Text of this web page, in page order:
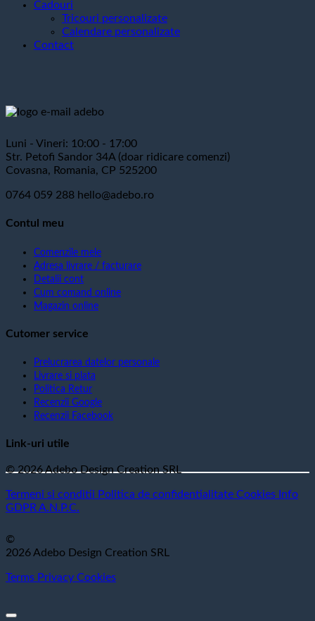
Cadouri
Tricouri personalizate
Calendare personalizate
Contact
Luni - Vineri: 10:00 - 17:00
Str. Petofi Sandor 34A (doar ridicare comenzi)
Covasna, Romania, CP 525200
0764 059 288 hello@adebo.ro
Contul meu
Comenzile mele
Adresa livrare / facturare
Detalii cont
Cum comand online
Magazin online
Cutomer service
Prelucrarea datelor personale
Livrare si plata
Politica Retur
Recenzii Google
Recenzii Facebook
Link-uri utile
© 2026 Adebo Design Creation SRL
Termeni si conditii Politica de confidentialitate Cookies Info
GDPR A.N.P.C.
©
2026 Adebo Design Creation SRL
Terms Privacy Cookies